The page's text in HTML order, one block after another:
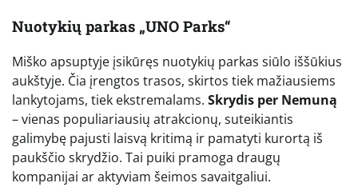
Nuotykių parkas „UNO Parks“
Miško apsuptyje įsikūręs nuotykių parkas siūlo iššūkius
aukštyje. Čia įrengtos trasos, skirtos tiek mažiausiems
lankytojams, tiek ekstremalams. Skrydis per Nemuną
– vienas populiariausių atrakcionų, suteikiantis
galimybę pajusti laisvą kritimą ir pamatyti kurortą iš
paukščio skrydžio. Tai puiki pramoga draugų
kompanijai ar aktyviam šeimos savaitgaliui.